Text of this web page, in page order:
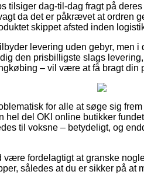
tilsiger dag-til-dag fragt på
da det er påkrævet at ordren
skippet afsted inden
levering uden gebyr, men
den prisbilligste slags
– vil være at få bragt din
for alle at søge sig
hel del OKI online butikker
til voksne – betydeligt, og
være fordelagtigt at granske
således at du er sikker på at